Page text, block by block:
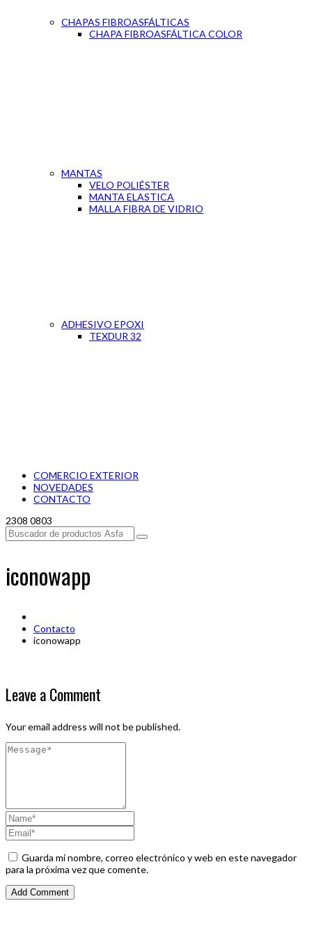
CHAPAS FIBROASFÁLTICAS
CHAPA FIBROASFÁLTICA COLOR
MANTAS
VELO POLIÉSTER
MANTA ELASTICA
MALLA FIBRA DE VIDRIO
ADHESIVO EPOXI
TEXDUR 32
COMERCIO EXTERIOR
NOVEDADES
CONTACTO
2308 0803
iconowapp
Contacto
iconowapp
Leave a Comment
Your email address will not be published.
Guarda mi nombre, correo electrónico y web en este navegador
para la próxima vez que comente.